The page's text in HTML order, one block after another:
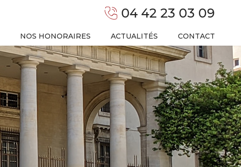
04 42 23 03 09
NOS HONORAIRES ACTUALITÉS CONTACT